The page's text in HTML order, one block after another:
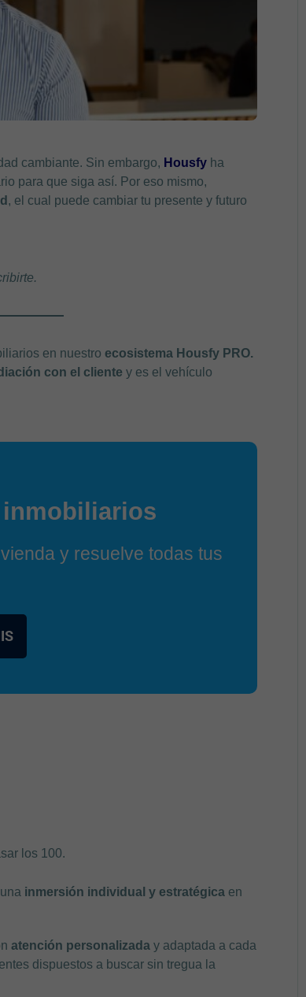
cambiante. Sin embargo, Housfy ha
para que siga así. Por eso mismo,
, el cual puede cambiar tu presente y futuro
en nuestro ecosistema Housfy PRO.
con el cliente y es el vehículo
y resuelve todas tus
los 100.
inmersión individual y estratégica en
atención personalizada y adaptada a cada
dispuestos a buscar sin tregua la